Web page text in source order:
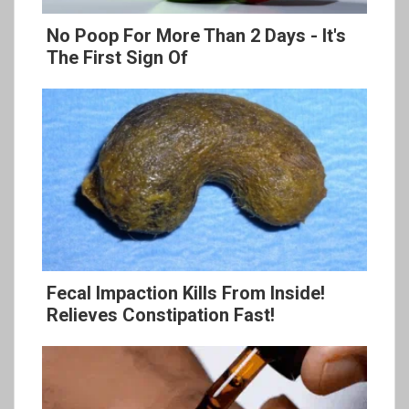
No Poop For More Than 2 Days - It's
The First Sign Of
Fecal Impaction Kills From Inside!
Relieves Constipation Fast!